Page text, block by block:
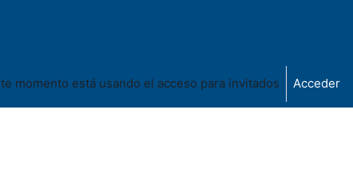
momento está usando el acceso para invitados Acceder